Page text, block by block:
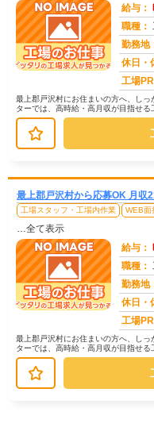
給与：
職種：
勤務地
休日・
工場PR
最上郡戸沢村にお住まいの方へ、し
ターでは、高時給・高月収が目指せる
一例】◇ 製造ラインでの組立・加工...
最上郡戸沢村から応募OK 月収
工場スタッフ・工場内作業 WEB面
…全て表示
給与：
職種：
勤務地
休日・
工場PR
最上郡戸沢村にお住まいの方へ、し
ターでは、高時給・高月収が目指せる
一例】◇ 製造ラインでの組立・加工...